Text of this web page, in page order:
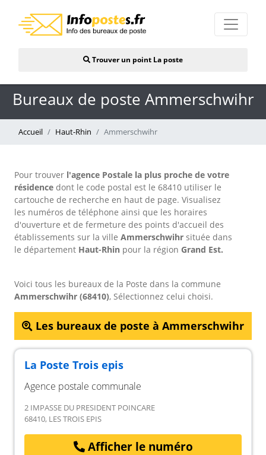
Trouver un point La poste
Bureaux de poste Ammerschwihr
Accueil Haut-Rhin Ammerschwihr
Pour trouver l'agence Postale la plus proche de votre
résidence dont le code postal est le 68410 utiliser le
cartouche de recherche en haut de page. Visualisez
les numéros de téléphone ainsi que les horaires
d'ouverture et de fermeture des points d'accueil des
établissements sur la ville Ammerschwihr située dans
le département Haut-Rhin pour la région Grand Est.
Voici tous les bureaux de la Poste dans la commune
Ammerschwihr (68410), Sélectionnez celui choisi.
Les bureaux de poste à Ammerschwihr
La Poste Trois epis
Agence postale communale
2 IMPASSE DU PRESIDENT POINCARE
68410, LES TROIS EPIS
Afficher le numéro